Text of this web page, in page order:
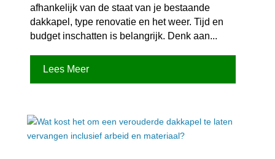
afhankelijk van de staat van je bestaande
dakkapel, type renovatie en het weer.​ Tijd en
budget inschatten is belangrijk.​ Denk aan...
Lees Meer